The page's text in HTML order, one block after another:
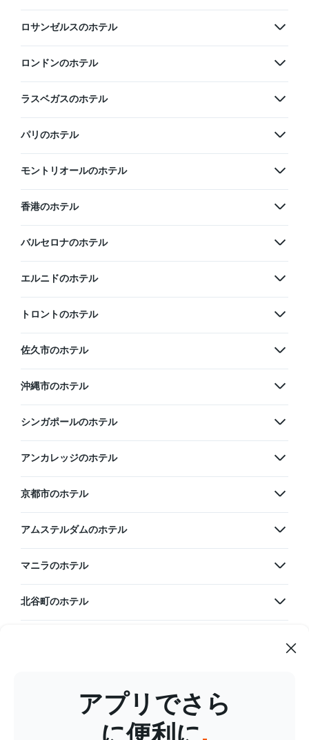
ロサンゼルスのホテル
ロンドンのホテル
ラスベガスのホテル
パリのホテル
モントリオールのホテル
香港のホテル
バルセロナのホテル
エルニドのホテル
トロントのホテル
佐久市のホテル
沖縄市のホテル
シンガポールのホテル
アンカレッジのホテル
京都市のホテル
アムステルダムのホテル
マニラのホテル
北谷町のホテル
アプリでさら
に便利に.